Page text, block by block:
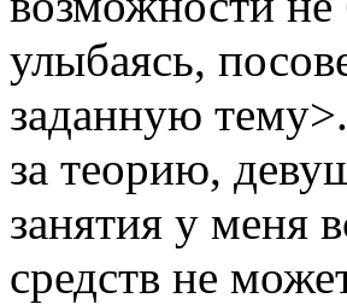
улыбаясь,
заданную
за теорию,
занятия у меня
средств не